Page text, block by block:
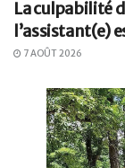
La culpabilité
l’assistant(e)
7 AOÛT 2026